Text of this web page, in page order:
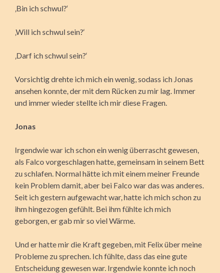
‚Bin ich schwul?‘
‚Will ich schwul sein?‘
‚Darf ich schwul sein?‘
Vorsichtig drehte ich mich ein wenig, sodass ich Jonas
ansehen konnte, der mit dem Rücken zu mir lag. Immer
und immer wieder stellte ich mir diese Fragen.
Jonas
Irgendwie war ich schon ein wenig überrascht gewesen,
als Falco vorgeschlagen hatte, gemeinsam in seinem Bett
zu schlafen. Normal hätte ich mit einem meiner Freunde
kein Problem damit, aber bei Falco war das was anderes.
Seit ich gestern aufgewacht war, hatte ich mich schon zu
ihm hingezogen gefühlt. Bei ihm fühlte ich mich
geborgen, er gab mir so viel Wärme.
Und er hatte mir die Kraft gegeben, mit Felix über meine
Probleme zu sprechen. Ich fühlte, dass das eine gute
Entscheidung gewesen war. Irgendwie konnte ich noch